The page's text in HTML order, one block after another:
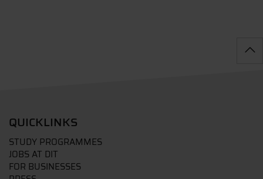
QUICKLINKS
STUDY PROGRAMMES
JOBS AT DIT
FOR BUSINESSES